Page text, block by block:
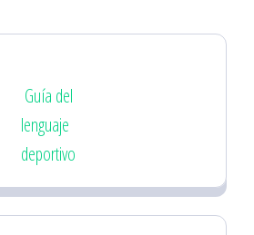
Guía del
lenguaje
deportivo